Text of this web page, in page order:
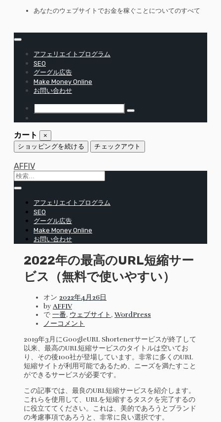
テ
ン
あなたのウェブサイトでお金を稼ぐことについてのすべて
アフェリエイトプログラム
SEO
グーグル広告
Make Money Online
お問い合わせ
カート ×
ショッピングを続ける チェックアウト
AFFIV
アフェリエイトプログラム
SEO
グーグル広告
Make Money Online
お問い合わせ
2022年の最高のURL短縮サー
ビス（無料で使いやすい）
オン 2022年4月26日
by AFFIV
で 一番, ウェブサイト , WordPress
ノーコメント
2019年3月にGoogleURL Shortenerサービスが終了して
以来、最高のURL短縮サービスのタイトルは空いてお
り、その後100社が登場しています。非常に多くのURL
短縮サイトが利用可能であるため、ニーズを満たすこと
ができるサービスが必要です。
この記事では、最良のURL短縮サービスを紹介します。
これらを使用して、URLを短縮するタスクを完了するの
に役立ててください。これは、美的であろうとブランド
の考慮事項であろうと、非常に良い選択です。